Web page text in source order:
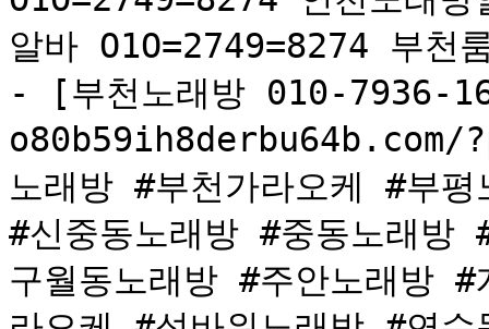
알바 O1O=2749=8274 부천
- [부천노래방 010-
o80b59ih8derbu64b.com/
노래방 #부천가라오케 #부
#신중동노래방 #중동노래방
구월동노래방 #주안노래방